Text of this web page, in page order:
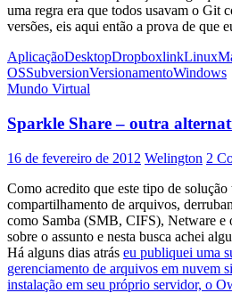
uma regra era que todos usavam o Git
versões, eis aqui então a prova de que
AplicaçãoDesktopDropboxlinkLinux
OSSubversionVersionamentoWindows
Mundo Virtual
Sparkle Share – outra
16 de fevereiro de 2012 Welington 2
Como acredito que este tipo de
compartilhamento de arquivos,
como Samba (SMB, CIFS), Netware e
sobre o assunto e nesta busca achei
Há alguns dias atrás eu publiquei uma
gerenciamento de arquivos em nuvem
instalação em seu próprio servidor, o